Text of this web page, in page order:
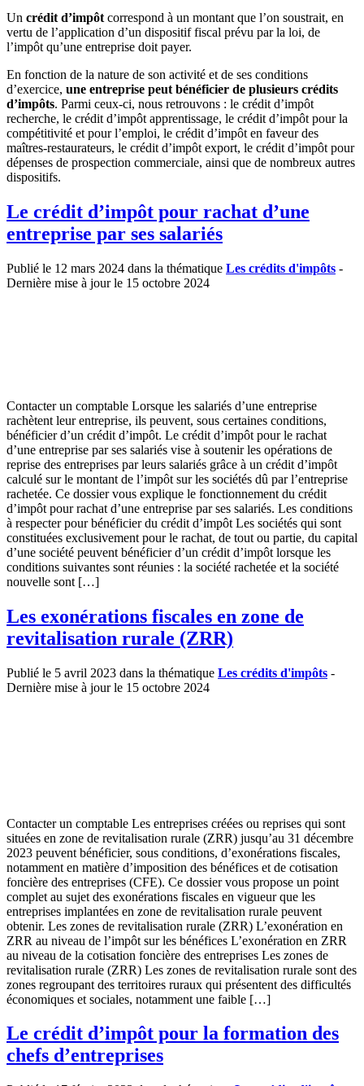
Un crédit d’impôt correspond à un montant que l’on soustrait, en
vertu de l’application d’un dispositif fiscal prévu par la loi, de
l’impôt qu’une entreprise doit payer.
En fonction de la nature de son activité et de ses conditions
d’exercice, une entreprise peut bénéficier de plusieurs crédits
d’impôts. Parmi ceux-ci, nous retrouvons : le crédit d’impôt
recherche, le crédit d’impôt apprentissage, le crédit d’impôt pour la
compétitivité et pour l’emploi, le crédit d’impôt en faveur des
maîtres-restaurateurs, le crédit d’impôt export, le crédit d’impôt pour
dépenses de prospection commerciale, ainsi que de nombreux autres
dispositifs.
Le crédit d’impôt pour rachat d’une
entreprise par ses salariés
Publié le 12 mars 2024 dans la thématique Les crédits d'impôts -
Dernière mise à jour le 15 octobre 2024
Contacter un comptable Lorsque les salariés d’une entreprise
rachètent leur entreprise, ils peuvent, sous certaines conditions,
bénéficier d’un crédit d’impôt. Le crédit d’impôt pour le rachat
d’une entreprise par ses salariés vise à soutenir les opérations de
reprise des entreprises par leurs salariés grâce à un crédit d’impôt
calculé sur le montant de l’impôt sur les sociétés dû par l’entreprise
rachetée. Ce dossier vous explique le fonctionnement du crédit
d’impôt pour rachat d’une entreprise par ses salariés. Les conditions
à respecter pour bénéficier du crédit d’impôt Les sociétés qui sont
constituées exclusivement pour le rachat, de tout ou partie, du capital
d’une société peuvent bénéficier d’un crédit d’impôt lorsque les
conditions suivantes sont réunies : la société rachetée et la société
nouvelle sont […]
Les exonérations fiscales en zone de
revitalisation rurale (ZRR)
Publié le 5 avril 2023 dans la thématique Les crédits d'impôts -
Dernière mise à jour le 15 octobre 2024
Contacter un comptable Les entreprises créées ou reprises qui sont
situées en zone de revitalisation rurale (ZRR) jusqu’au 31 décembre
2023 peuvent bénéficier, sous conditions, d’exonérations fiscales,
notamment en matière d’imposition des bénéfices et de cotisation
foncière des entreprises (CFE). Ce dossier vous propose un point
complet au sujet des exonérations fiscales en vigueur que les
entreprises implantées en zone de revitalisation rurale peuvent
obtenir. Les zones de revitalisation rurale (ZRR) L’exonération en
ZRR au niveau de l’impôt sur les bénéfices L’exonération en ZRR
au niveau de la cotisation foncière des entreprises Les zones de
revitalisation rurale (ZRR) Les zones de revitalisation rurale sont des
zones regroupant des territoires ruraux qui présentent des difficultés
économiques et sociales, notamment une faible […]
Le crédit d’impôt pour la formation des
chefs d’entreprises